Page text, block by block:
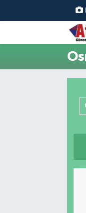
Hava Durumu
Trafik Durumu
Tüm Manşetler